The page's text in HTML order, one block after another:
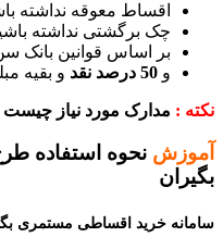
اقساط معوقه نداشته
چک برگشتی نداشته
بر اساس قوانین بانک سن
و 50 درصد نقد و بقیه
نکته : مدارک مورد نیاز
آموزش نحوه استفاده
بگیران
سامانه خرید اقساطی مستمری